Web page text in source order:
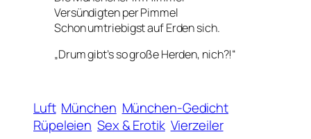
Versündigten per Pimmel
Schon umtriebigst auf Erden sich.
„Drum gibt’s so große Herden, nich?!“
Luft München München-Gedicht
Rüpeleien Sex & Erotik Vierzeiler